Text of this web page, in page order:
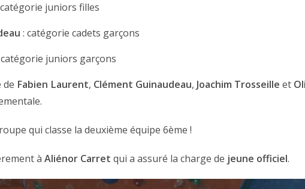
juniors filles
: catégorie cadets garçons
juniors garçons
de Fabien Laurent, Clément Guinaudeau, Joachim Trosseille et
qui classe la deuxième équipe 6ème !
à Aliénor Carret qui a assuré la charge de jeune officiel.